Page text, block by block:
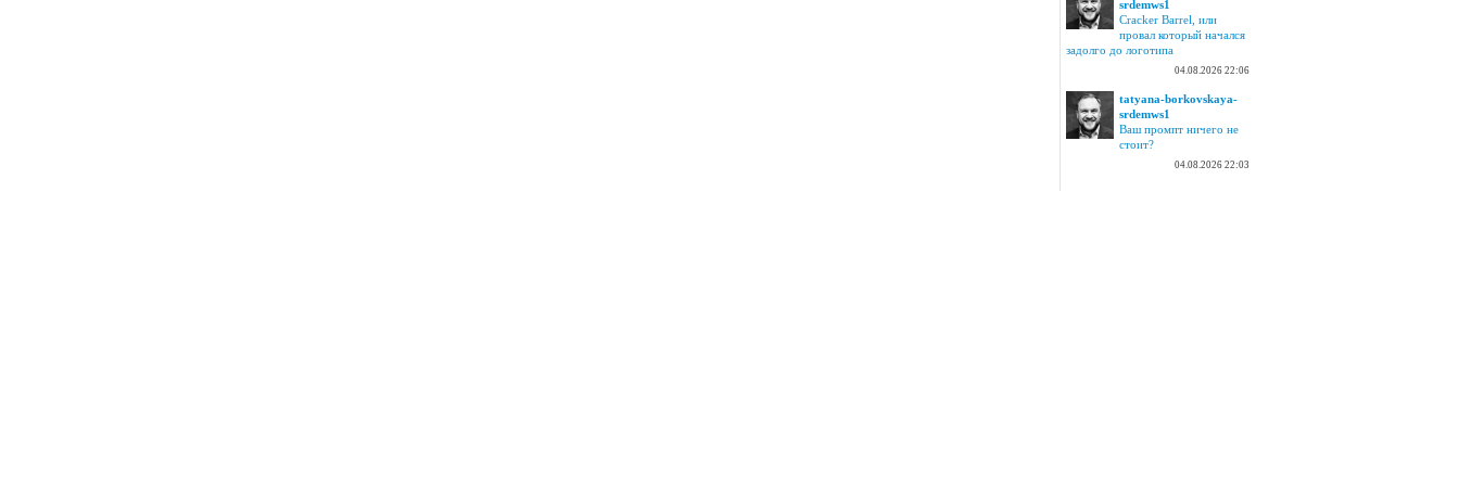
srdemws1
Cracker Barrel, или
провал который начался
задолго до логотипа
04.08.2026 22:06
tatyana-borkovskaya-
srdemws1
Ваш промпт ничего не
стоит?
04.08.2026 22:03